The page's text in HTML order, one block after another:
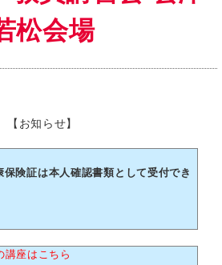
松会場
【お知らせ】
険証は本人確認書類として受付でき
講座はこちら